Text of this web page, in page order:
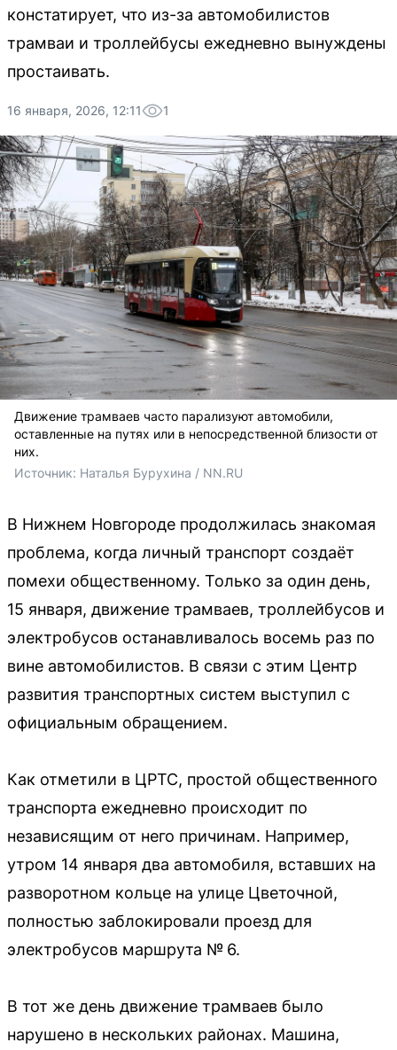
констатирует, что из-за автомобилистов
трамваи и троллейбусы ежедневно вынуждены
простаивать.
16 января, 2026, 12:11 1
Движение трамваев часто парализуют автомобили,
оставленные на путях или в непосредственной близости от
них.
Источник: Наталья Бурухина / NN.RU
В Нижнем Новгороде продолжилась знакомая
проблема, когда личный транспорт создаёт
помехи общественному. Только за один день,
15 января, движение трамваев, троллейбусов и
электробусов останавливалось восемь раз по
вине автомобилистов. В связи с этим Центр
развития транспортных систем выступил с
официальным обращением.
Как отметили в ЦРТС, простой общественного
транспорта ежедневно происходит по
независящим от него причинам. Например,
утром 14 января два автомобиля, вставших на
разворотном кольце на улице Цветочной,
полностью заблокировали проезд для
электробусов маршрута № 6.
В тот же день движение трамваев было
нарушено в нескольких районах. Машина,